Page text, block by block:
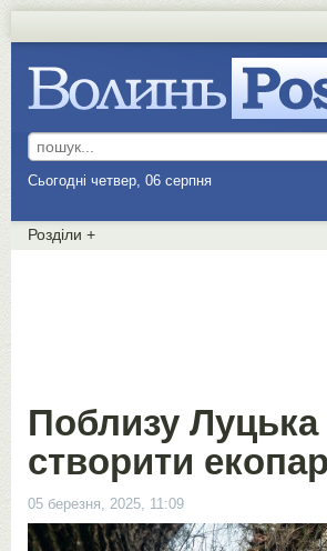
Сьогодні четвер, 06 серпня
Розділи +
Поблизу Луцька
створити
05 березня, 2025, 11:09